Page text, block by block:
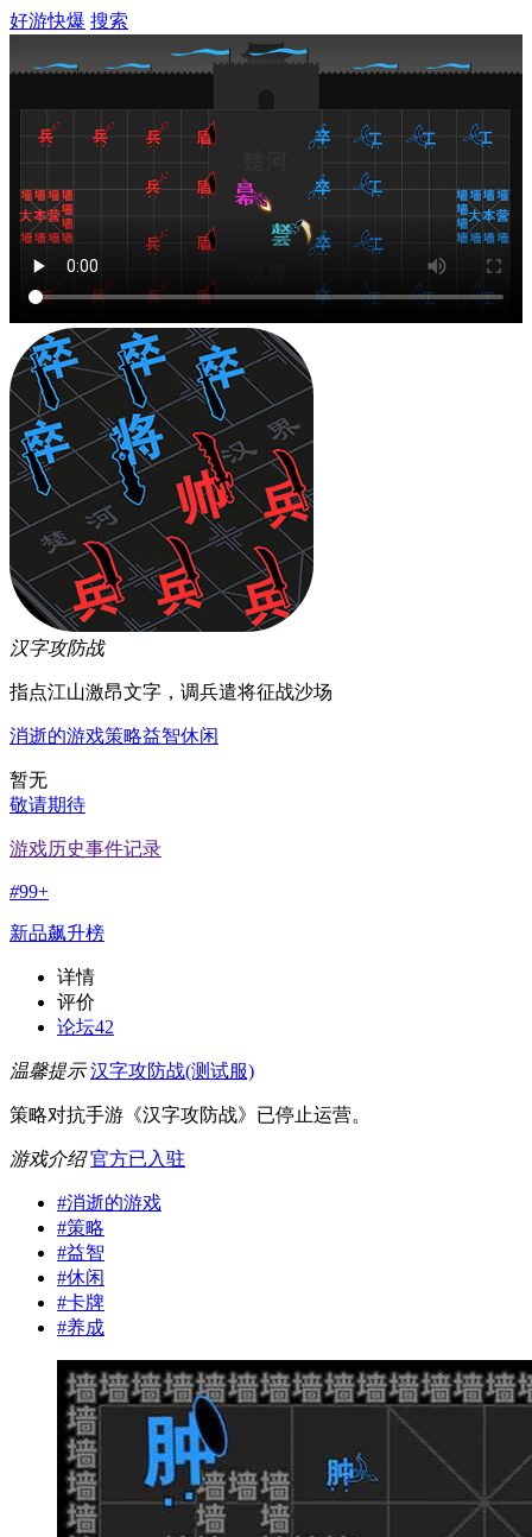
好游快爆 搜索
汉字攻防战
指点江山激昂文字，调兵遣将征战沙场
消逝的游戏策略益智休闲
暂无
敬请期待
游戏历史事件记录
#99+
新品飙升榜
详情
评价
论坛42
温馨提示 汉字攻防战(测试服)
策略对抗手游《汉字攻防战》已停止运营。
游戏介绍 官方已入驻
#消逝的游戏
#策略
#益智
#休闲
#卡牌
#养成